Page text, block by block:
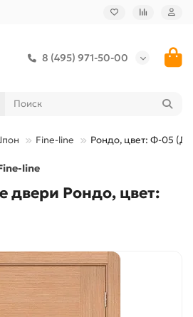
8 (495) 971-50-00
Fine-line Рондо, цвет: Ф-05
line
Рондо, цвет: